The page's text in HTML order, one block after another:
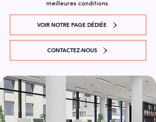
meilleures conditions.
VOIR NOTRE PAGE DÉDIÉE
CONTACTEZ-NOUS